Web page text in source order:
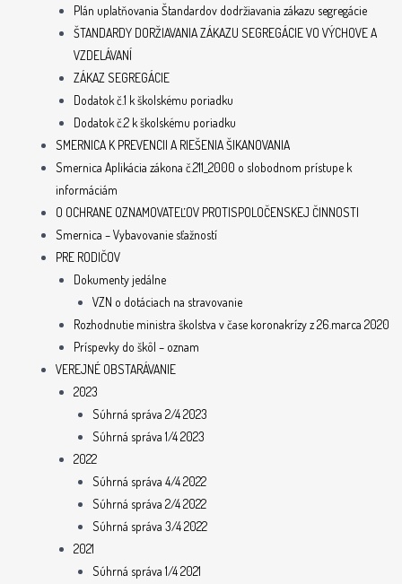
Plán uplatňovania Štandardov dodržiavania zákazu segregácie
ŠTANDARDY DORŽIAVANIA ZÁKAZU SEGREGÁCIE VO VÝCHOVE A
VZDELÁVANÍ
ZÁKAZ SEGREGÁCIE
Dodatok č.1 k školskému poriadku
Dodatok č.2 k školskému poriadku
SMERNICA K PREVENCII A RIEŠENIA ŠIKANOVANIA
Smernica Aplikácia zákona č.211_2000 o slobodnom prístupe k
informáciám
O OCHRANE OZNAMOVATEĽOV PROTISPOLOČENSKEJ ČINNOSTI
Smernica – Vybavovanie sťažností
PRE RODIČOV
Dokumenty jedálne
VZN o dotáciach na stravovanie
Rozhodnutie ministra školstva v čase koronakrízy z 26.marca 2020
Príspevky do škôl – oznam
VEREJNÉ OBSTARÁVANIE
2023
Súhrná správa 2/4 2023
Súhrná správa 1/4 2023
2022
Súhrná správa 4/4 2022
Súhrná správa 2/4 2022
Súhrná správa 3/4 2022
2021
Súhrná správa 1/4 2021